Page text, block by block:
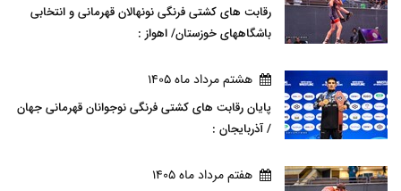
رقابت های کشتی فرنگی نونهالان قهرمانی و انتخابی
باشگاههای خوزستان/ اهواز :
هشتم مرداد ماه 1405
پایان رقابت های کشتی فرنگی نوجوانان قهرمانی جهان
/ آذربایجان :
هفتم مرداد ماه 1405